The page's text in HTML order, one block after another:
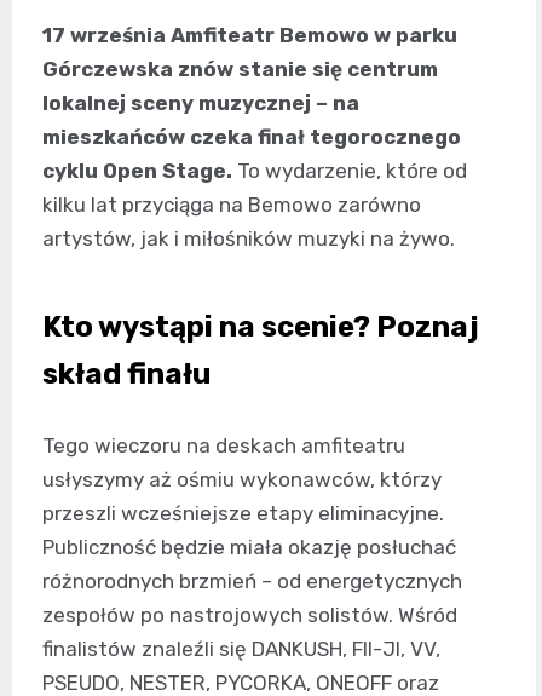
17 września Amfiteatr Bemowo w parku
Górczewska znów stanie się centrum
lokalnej sceny muzycznej – na
mieszkańców czeka finał tegorocznego
cyklu Open Stage. To wydarzenie, które od
kilku lat przyciąga na Bemowo zarówno
artystów, jak i miłośników muzyki na żywo.
Kto wystąpi na scenie? Poznaj
skład finału
Tego wieczoru na deskach amfiteatru
usłyszymy aż ośmiu wykonawców, którzy
przeszli wcześniejsze etapy eliminacyjne.
Publiczność będzie miała okazję posłuchać
różnorodnych brzmień – od energetycznych
zespołów po nastrojowych solistów. Wśród
finalistów znaleźli się DANKUSH, FII-JI, VV,
PSEUDO, NESTER, PYCORKA, ONEOFF oraz